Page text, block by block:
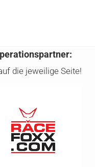
die jeweilige Seite!